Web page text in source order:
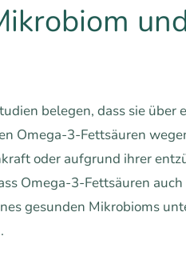
belegen, dass sie über
Omega-3-Fettsäuren
oder aufgrund ihrer
Omega-3-Fettsäuren
gesunden Mikrobioms